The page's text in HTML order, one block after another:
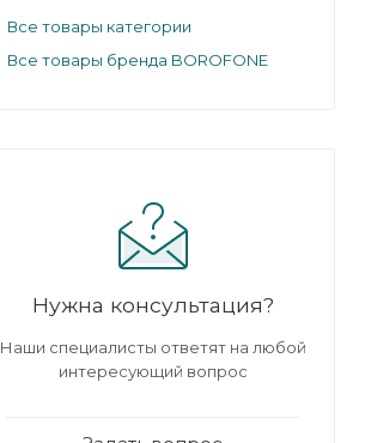
Все товары категории
Все товары бренда BOROFONE
Нужна консультация?
Наши специалисты ответят на любой
интересующий вопрос